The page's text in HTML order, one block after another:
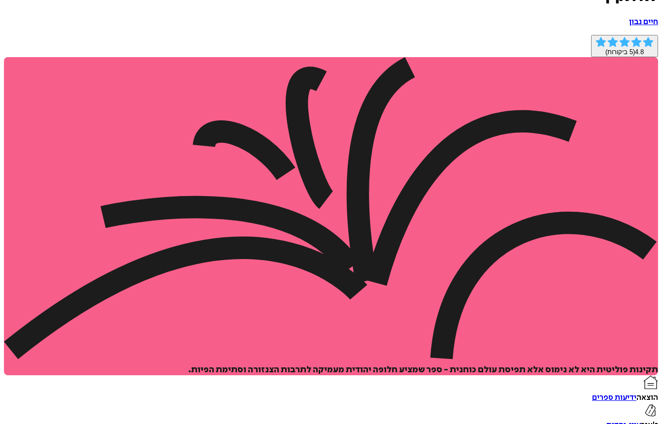
₪32 מחיר קודם: ₪48
₪68.6
חיים נבון
4.8
(
5 ביקורות)
תקינות פוליטית היא לא נימוס אלא תפיסת עולם כוחנית - ספר שמציע חלופה יהודית מעמיקה לתרבות הצנזורה וסתימת הפיות.
הוצאהידיעות ספרים